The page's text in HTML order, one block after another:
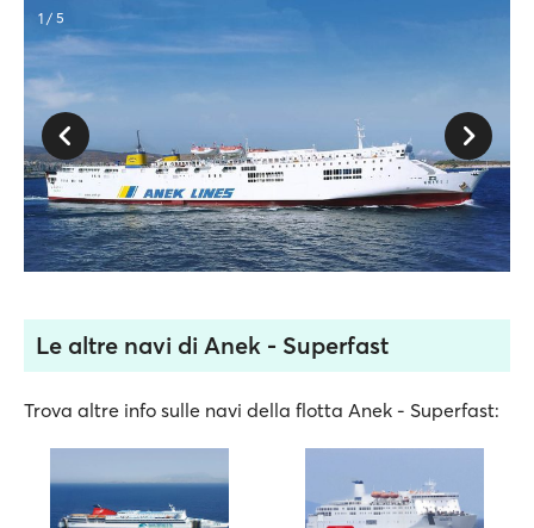
1 / 5
Le altre navi di Anek - Superfast
Trova altre info sulle navi della flotta Anek - Superfast: